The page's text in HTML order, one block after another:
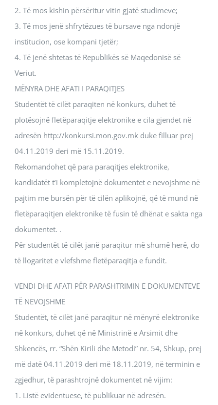
2. Të mos kishin përsëritur vitin gjatë studimeve;
3. Të mos jenë shfrytëzues të bursave nga ndonjë
institucion, ose kompani tjetër;
4. Të jenë shtetas të Republikës së Maqedonisë së
Veriut.
MËNYRA DHE AFATI I PARAQITJES
Studentët të cilët paraqiten në konkurs, duhet të
plotësojnë fletëparaqitje elektronike e cila gjendet në
adresën http://konkursi.mon.gov.mk duke filluar prej
04.11.2019 deri më 15.11.2019.
Rekomandohet që para paraqitjes elektronike,
kandidatët t’i kompletojnë dokumentet e nevojshme në
pajtim me bursën për të cilën aplikojnë, që të mund në
fletëparaqitjen elektronike të fusin të dhënat e sakta nga
dokumentet. .
Për studentët të cilët janë paraqitur më shumë herë, do
të llogaritet e vlefshme fletëparaqitja e fundit.
VENDI DHE AFATI PËR PARASHTRIMIN E DOKUMENTEVE
TË NEVOJSHME
Studentët, të cilët janë paraqitur në mënyrë elektronike
në konkurs, duhet që në Ministrinë e Arsimit dhe
Shkencës, rr. “Shën Kirili dhe Metodi” nr. 54, Shkup, prej
më datë 04.11.2019 deri më 18.11.2019, në terminin e
zgjedhur, të parashtrojnë dokumentet në vijim:
1. Listë evidentuese, të publikuar në adresën.